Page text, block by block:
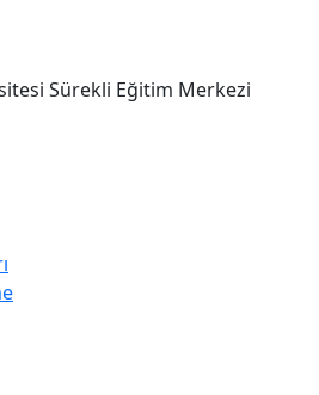
Sürekli Eğitim Merkezi